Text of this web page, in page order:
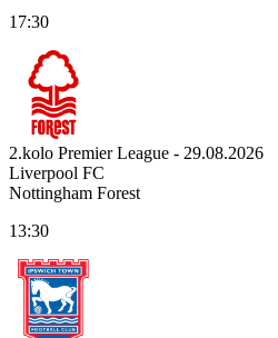
17:30
2.kolo Premier League - 29.08.2026
Liverpool FC
Nottingham Forest
13:30